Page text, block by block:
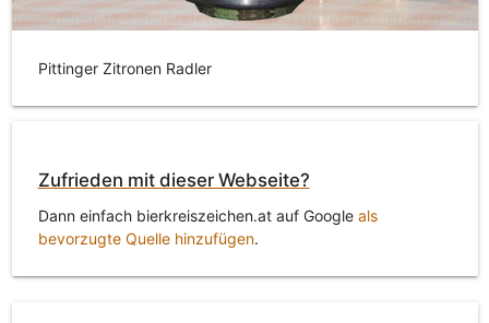
Pittinger Zitronen Radler
Zufrieden mit dieser Webseite?
Dann einfach bierkreiszeichen.at auf Google als
bevorzugte Quelle hinzufügen.